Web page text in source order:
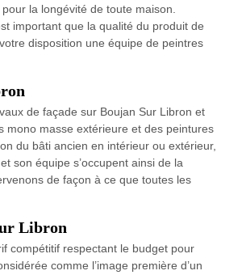
la longévité de toute maison.
important que la qualité du produit de
disposition une équipe de peintres
de façade sur Boujan Sur Libron et
mono masse extérieure et des peintures
du bâti ancien en intérieur ou extérieur,
son équipe s’occupent ainsi de la
de façon à ce que toutes les
Libron
compétitif respectant le budget pour
comme l’image première d’un